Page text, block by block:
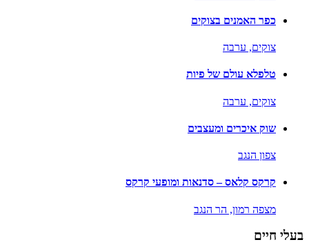
כפר האמנים בצוקים
צוקים, ערבה
טלפלא עולם של פיות
צוקים, ערבה
שוק איכרים ומעצבים
צפון הנגב
קרקס קלאס – סדנאות ומופעי קרקס
מצפה רמון, הר הנגב
בעלי חיים